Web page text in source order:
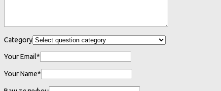
Category
Your Email*
Your Name*